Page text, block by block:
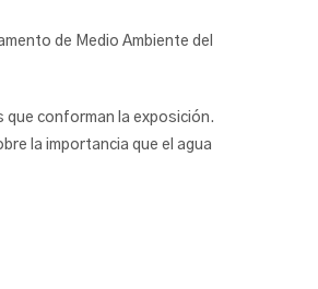
de Medio Ambiente del
que conforman la exposición.
la importancia que el agua